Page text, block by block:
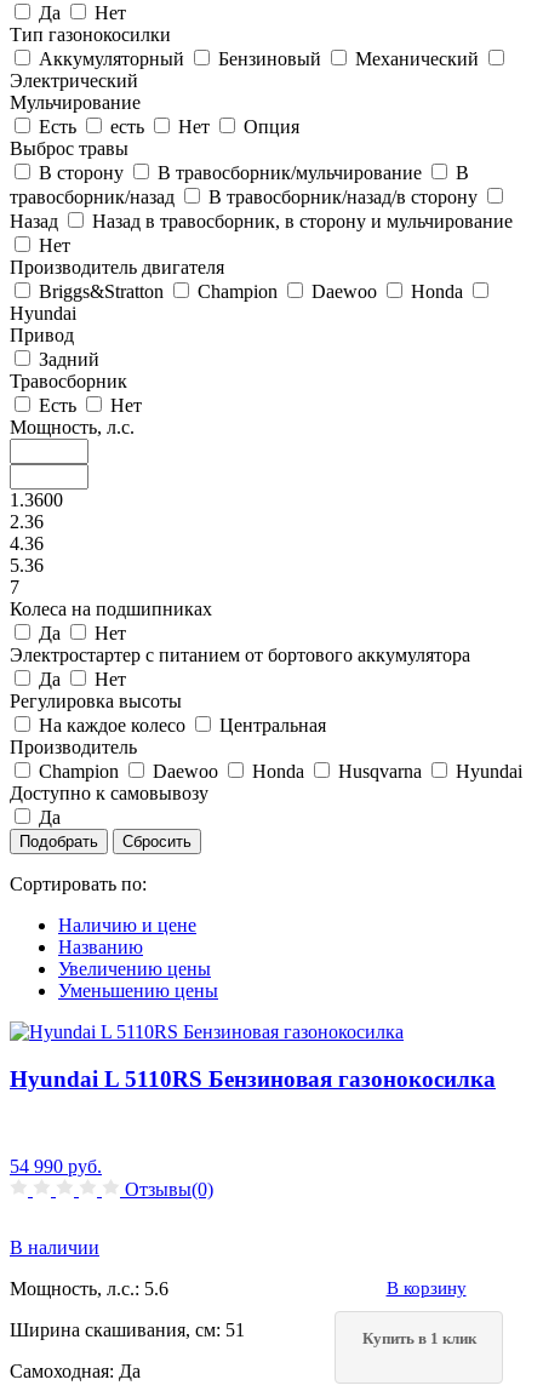
Да
Нет
Тип газонокосилки
Аккумуляторный
Бензиновый
Механический
Электрический
Мульчирование
Есть
есть Нет
Опция
Выброс травы
В сторону
В травосборник/мульчирование
В
травосборник/назад
В травосборник/назад/в сторону
Назад
Назад в травосборник, в сторону и мульчирование
Нет
Производитель двигателя
Briggs&Stratton
Champion Daewoo
Honda
Hyundai
Привод
Задний
Травосборник
Есть
Нет
Мощность, л.с.
1.3600
2.36
4.36
5.36
7
Колеса на подшипниках
Да
Нет
Электростартер с питанием от бортового аккумулятора
Да
Нет
Регулировка высоты
На каждое колесо
Центральная
Производитель
Champion
Daewoo Honda Husqvarna
Hyundai
Доступно к самовывозу
Да
Сортировать по:
Наличию и цене
Названию
Увеличению цены
Уменьшению цены
Hyundai L 5110RS Бензиновая газонокосилка
54 990 руб.
Отзывы(0)
В наличии
Мощность, л.с.: 5.6
Ширина скашивания, см: 51
Самоходная: Да
В корзину
Купить в 1 клик